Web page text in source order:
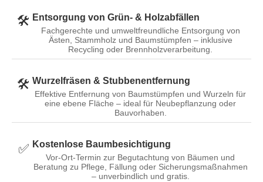
🛠️ Entsorgung von Grün- & Holzabfällen
Fachgerechte und umweltfreundliche Entsorgung von
Ästen, Stammholz und Baumstümpfen – inklusive
Recycling oder Brennholzverarbeitung.
🛠️ Wurzelfräsen & Stubbenentfernung
Effektive Entfernung von Baumstümpfen und Wurzeln für
eine ebene Fläche – ideal für Neubepflanzung oder
Bauvorhaben.
✅️ Kostenlose Baumbesichtigung
Vor-Ort-Termin zur Begutachtung von Bäumen und
Beratung zu Pflege, Fällung oder Sicherungsmaßnahmen
– unverbindlich und gratis.